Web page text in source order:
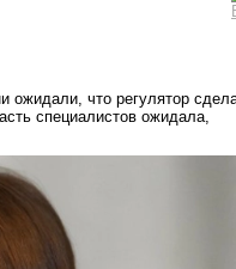
ожидали, что регулятор
специалистов ожидала,